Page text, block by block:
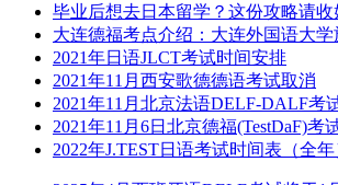
毕业后想去日本留学？这份攻略请收
大连德福考点介绍：大连外国语大学
2021年日语JLCT考试时间安排
2021年11月西安歌德德语考试取消
2021年11月北京法语DELF-DALF考
2021年11月6日北京德福(TestDaF)考
2022年J.TEST日语考试时间表（全年